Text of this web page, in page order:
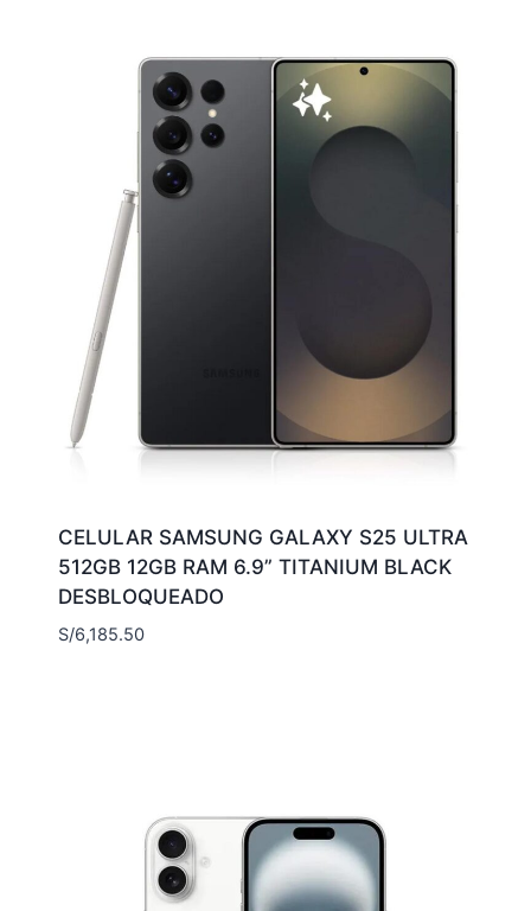
CELULAR SAMSUNG GALAXY S25 ULTRA
512GB 12GB RAM 6.9” TITANIUM BLACK
DESBLOQUEADO
S/6,185.50